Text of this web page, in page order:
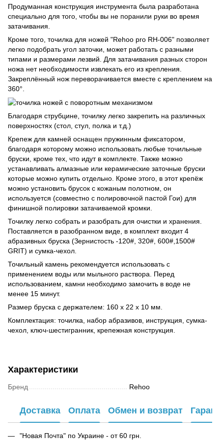
Продуманная конструкция инструмента была разработана
специально для того, чтобы вы не поранили руки во время
затачивания.
Кроме того, точилка для ножей "Rehoo pro RH-006" позволяет
легко подобрать угол заточки, может работать с разными
типами и размерами лезвий. Для затачивания разных сторон
ножа нет необходимости извлекать его из крепления.
Закреплённый нож переворачивается вместе с креплением на
360°.
Благодаря струбцине, точилку легко закрепить на различных
поверхностях (стол, стул, полка и т.д.)
Крепеж для камней оснащен пружинным фиксатором,
благодаря которому можно использовать любые точильные
бруски, кроме тех, что идут в комплекте. Также можно
устанавливать алмазные или керамические заточные бруски
которые можно купить отдельно. Кроме этого, в этот крепёж
можно установить брусок с кожаным полотном, он
используется (совместно с полировочной пастой Гои) для
финишной полировки затачиваемой кромки.
Точилку легко собрать и разобрать для очистки и хранения.
Поставляется в разобранном виде, в комплект входит 4
абразивных бруска (Зернистость -120#, 320#, 600#,1500#
GRIT) и сумка-чехол.
Точильный камень рекомендуется использовать с
применением воды или мыльного раствора. Перед
использованием, камни необходимо замочить в воде не
менее 15 минут.
Размер бруска с держателем: 160 x 22 x 10 мм.
Комплектация: точилка, набор абразивов, инструкция, сумка-
чехол, ключ-шестигранник, крепежная конструкция.
Характеристики
Бренд Rehoo
Доставка Оплата Обмен и возврат
"Новая Почта" по Украине - от 60 грн.